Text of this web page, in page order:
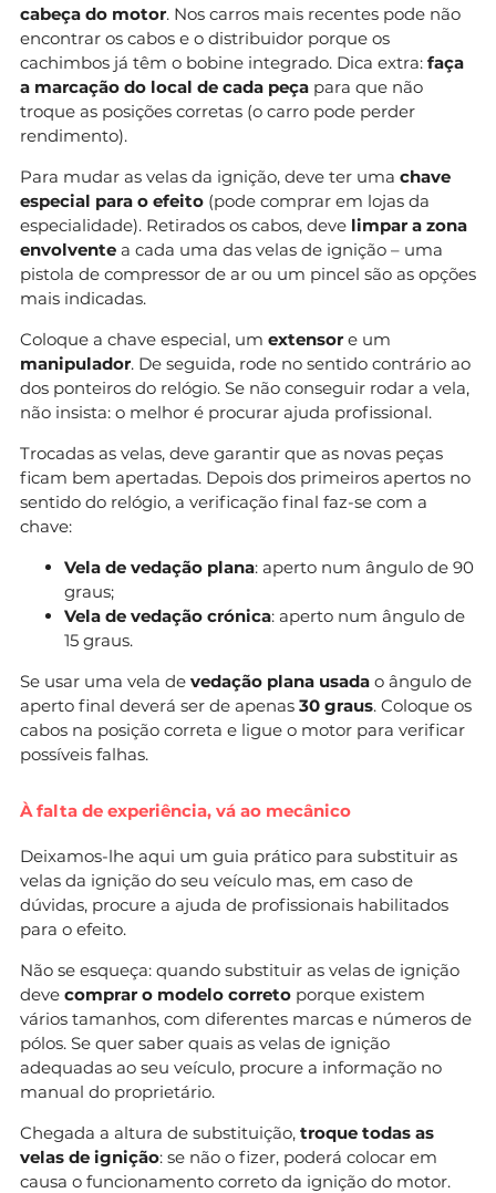
cabeça do motor. Nos carros mais recentes pode não
encontrar os cabos e o distribuidor porque os
cachimbos já têm o bobine integrado. Dica extra: faça
a marcação do local de cada peça para que não
troque as posições corretas (o carro pode perder
rendimento).
Para mudar as velas da ignição, deve ter uma chave
especial para o efeito (pode comprar em lojas da
especialidade). Retirados os cabos, deve limpar a zona
envolvente a cada uma das velas de ignição – uma
pistola de compressor de ar ou um pincel são as opções
mais indicadas.
Coloque a chave especial, um extensor e um
manipulador. De seguida, rode no sentido contrário ao
dos ponteiros do relógio. Se não conseguir rodar a vela,
não insista: o melhor é procurar ajuda profissional.
Trocadas as velas, deve garantir que as novas peças
ficam bem apertadas. Depois dos primeiros apertos no
sentido do relógio, a verificação final faz-se com a
chave:
Vela de vedação plana: aperto num ângulo de 90
graus;
Vela de vedação crónica: aperto num ângulo de
15 graus.
Se usar uma vela de vedação plana usada o ângulo de
aperto final deverá ser de apenas 30 graus. Coloque os
cabos na posição correta e ligue o motor para verificar
possíveis falhas.
À falta de experiência, vá ao mecânico
Deixamos-lhe aqui um guia prático para substituir as
velas da ignição do seu veículo mas, em caso de
dúvidas, procure a ajuda de profissionais habilitados
para o efeito.
Não se esqueça: quando substituir as velas de ignição
deve comprar o modelo correto porque existem
vários tamanhos, com diferentes marcas e números de
pólos. Se quer saber quais as velas de ignição
adequadas ao seu veículo, procure a informação no
manual do proprietário.
Chegada a altura de substituição, troque todas as
velas de ignição: se não o fizer, poderá colocar em
causa o funcionamento correto da ignição do motor.